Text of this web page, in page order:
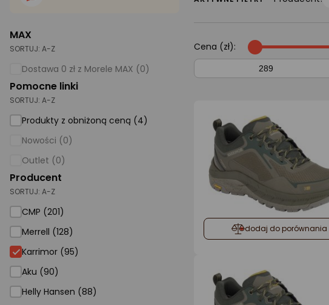
Foto i kamery
AGD duże
Biuro i firma
Sport i turystyka
Supermarket
Strefa marek
MAX
SORTUJ: A-Z
Dostawa 0 zł z Morele MAX (0)
Pomocne linki
SORTUJ: A-Z
Produkty z obniżoną ceną (4)
Nowości (0)
Outlet (0)
Producent
SORTUJ: A-Z
CMP (201)
Merrell (128)
Karrimor (95)
Aku (90)
Helly Hansen (88)
Cena (zł):
dodaj do porównania